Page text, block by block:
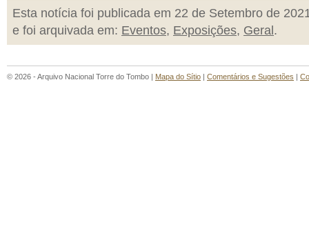
Esta notícia foi publicada em 22 de Setembro de
e foi arquivada em: Eventos, Exposições, Geral .
© 2026 - Arquivo Nacional Torre do Tombo | Mapa do Sítio | Comentários e Sugestões |